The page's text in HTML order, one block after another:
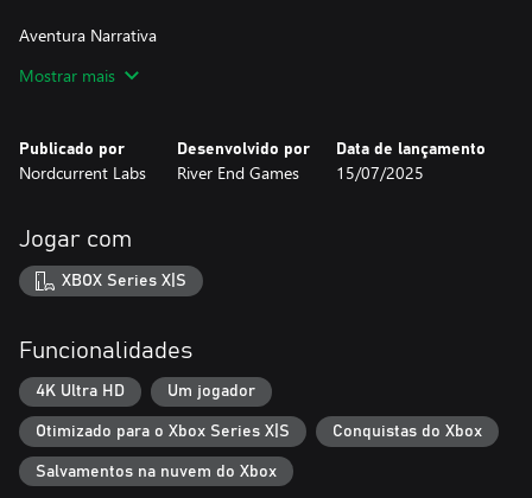
Aventura Narrativa
irmão e desvendar o mistério por trás do desaparecimento dele.
família.
Alterne entre três personagens únicos e utilize as habilidades
especiais de cada um para acessar novas áreas, superar vários
desafios e enigmas, e enganar seus inimigos.
Observe o comportamento dos guardas, use as pistas dos
obstáculos. Explore os ambientes com cuidado, use cobertura e
furtividade, e empregue táticas de distração para evitar sua
detecção.
Mundo Vibrante
Mostrar mais
Publicado por
Nordcurrent Labs
Desenvolvido por
River End Games
Data de lançamento
15/07/2025
Jogar com
XBOX Series X|S
Funcionalidades
4K Ultra HD Um jogador
Otimizado para o Xbox Series X|S Conquistas do Xbox
Salvamentos na nuvem do Xbox